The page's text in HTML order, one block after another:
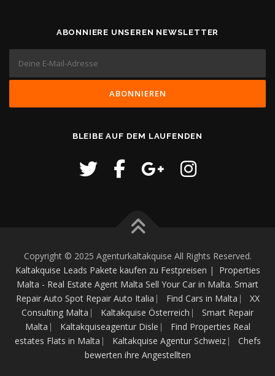
ABONNIERE UNSEREN NEWSLETTER
BLEIBE AUF DEM LAUFENDEN
Copyright © 2025 Agenturkaltakquise All Rights Reserved.
Kaltakquise Leads Pakete kaufen zu Festpreisen | Properties
Malta - Real Estate Agent Malta Sell Your Car in Malta. Smart
Repair Auto Spot Repair Auto Italia ⎸
Find Cars in Malta ⎸ XX
Consulting Malta ⎸ Kaltakquise Österreich ⎸ Smart Repair
Malta ⎸ Kaltakquiseagentur Disle ⎸ Find Properties Real
estates Flats in Malta ⎸ Kaltakquise Agentur Schweiz ⎸ Chefs
bewerten ihre Angestellten